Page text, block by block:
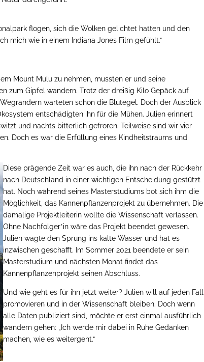
flogen, sich die Wolken gelichtet hatten und den
mich wie in einem Indiana Jones Film gefühlt.“
Mount Mulu zu nehmen, mussten er und seine
zum Gipfel wandern. Trotz der dreißig Kilo Gepäck auf
warteten schon die Blutegel. Doch der Ausblick
entschädigten ihn für die Mühen. Julien erinnert
und nachts bitterlich gefroren. Teilweise sind wir vier
Doch es war die Erfüllung eines Kindheitstraums und
Diese prägende Zeit war es auch, die ihn nach der Rückkehr
nach Deutschland in einer wichtigen Entscheidung gestützt
hat. Noch während seines Masterstudiums bot sich ihm die
Möglichkeit, das Kannenpflanzenprojekt zu übernehmen. Die
damalige Projektleiterin wollte die Wissenschaft verlassen.
Ohne Nachfolger*in wäre das Projekt beendet gewesen.
Julien wagte den Sprung ins kalte Wasser und hat es
inzwischen geschafft. Im Sommer 2021 beendete er sein
Masterstudium und nächsten Monat findet das
Kannenpflanzenprojekt seinen Abschluss.
Und wie geht es für ihn jetzt weiter? Julien will auf jeden Fall
promovieren und in der Wissenschaft bleiben. Doch wenn
alle Daten publiziert sind, möchte er erst einmal ausführlich
wandern gehen: „Ich werde mir dabei in Ruhe Gedanken
machen, wie es weitergeht.“